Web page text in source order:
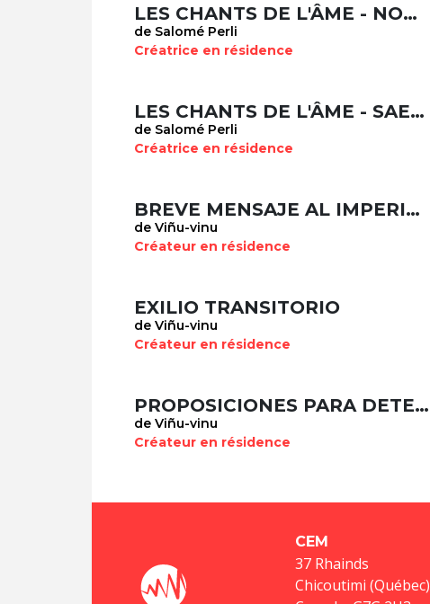
LES CHANTS DE L'ÂME - NOT GUILTY
de Salomé Perli
Créatrice en résidence
LES CHANTS DE L'ÂME - SAERENADE, TOCCATA
de Salomé Perli
Créatrice en résidence
BREVE MENSAJE AL IMPERIALISMO
de Viñu-vinu
Créateur en résidence
EXILIO TRANSITORIO
de Viñu-vinu
Créateur en résidence
PROPOSICIONES PARA DETENER EL FACISMO
de Viñu-vinu
Créateur en résidence
CEM
37 Rhainds
Chicoutimi (Québec)